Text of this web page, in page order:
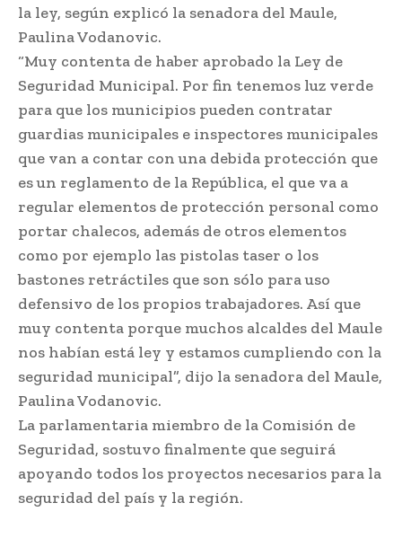
la ley, según explicó la senadora del Maule,
Paulina Vodanovic.
“Muy contenta de haber aprobado la Ley de
Seguridad Municipal. Por fin tenemos luz verde
para que los municipios pueden contratar
guardias municipales e inspectores municipales
que van a contar con una debida protección que
es un reglamento de la República, el que va a
regular elementos de protección personal como
portar chalecos, además de otros elementos
como por ejemplo las pistolas taser o los
bastones retráctiles que son sólo para uso
defensivo de los propios trabajadores. Así que
muy contenta porque muchos alcaldes del Maule
nos habían está ley y estamos cumpliendo con la
seguridad municipal”, dijo la senadora del Maule,
Paulina Vodanovic.
La parlamentaria miembro de la Comisión de
Seguridad, sostuvo finalmente que seguirá
apoyando todos los proyectos necesarios para la
seguridad del país y la región.